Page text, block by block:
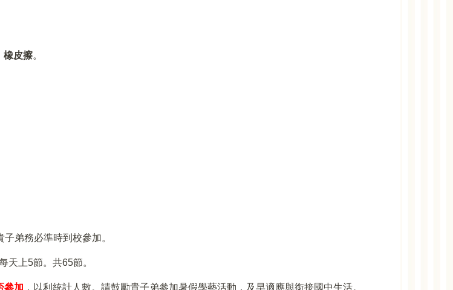
橡皮擦。
弟務必準時到校參加。
天上5節。共65節。
參加 ，以利統計人數。請鼓勵貴子弟參加暑假學藝活動，及早適應與銜接國中生活。